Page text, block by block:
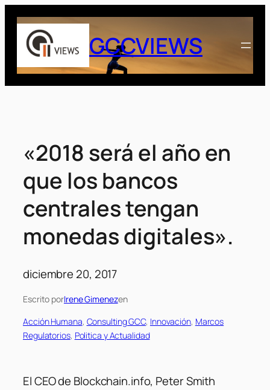
Saltar
contenido
GCCVIEWS
«2018 será el año en
que los bancos
centrales tengan
monedas digitales».
diciembre 20, 2017
Escrito porIrene Gimenezen
Acción Humana, Consulting GCC, Innovación, Marcos
Regulatorios, Politica y Actualidad
El CEO de Blockchain.info, Peter Smith